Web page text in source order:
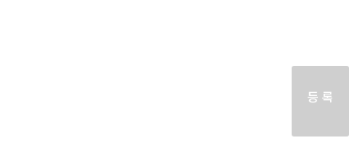
등 록